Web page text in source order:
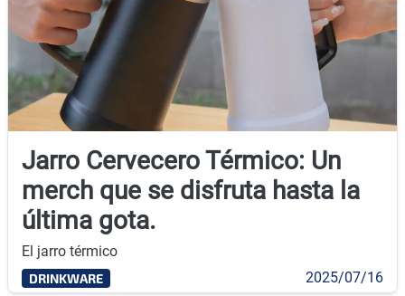
Jarro Cervecero Térmico: Un
merch que se disfruta hasta la
última gota.
El jarro térmico
DRINKWARE 2025/07/16